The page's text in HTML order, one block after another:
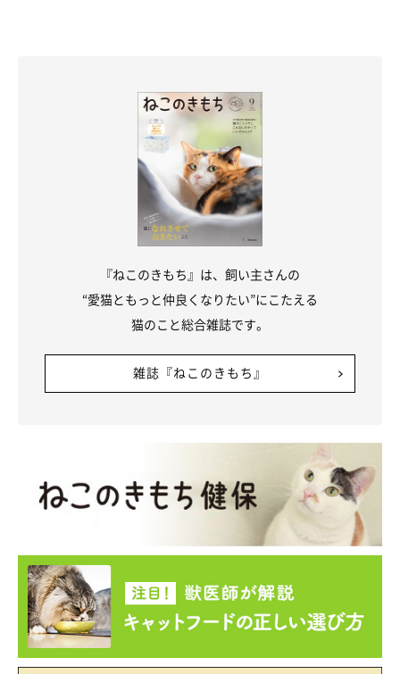
『ねこのきもち』は、飼い主さんの
“愛猫ともっと仲良くなりたい”にこたえる
猫のこと総合雑誌です。
雑誌『ねこのきもち』